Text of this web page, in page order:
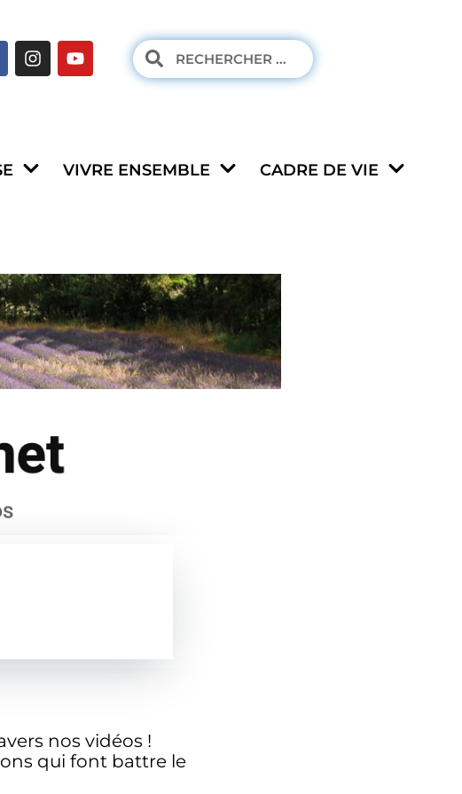
VIVRE ENSEMBLE CADRE DE VIE
nos vidéos !
qui font battre le